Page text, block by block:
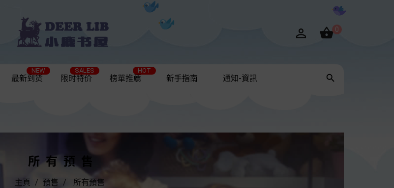
 0
最新到货
NEW
限时特价
SALES
榜單推薦
HOT
新手指南 通知-資訊 
所有預售
主頁 預售 所有預售